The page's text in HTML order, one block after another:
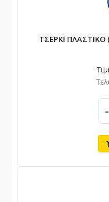
ΤΣΕΡΚΙ ΠΛΑΣΤΙΚΟ
-